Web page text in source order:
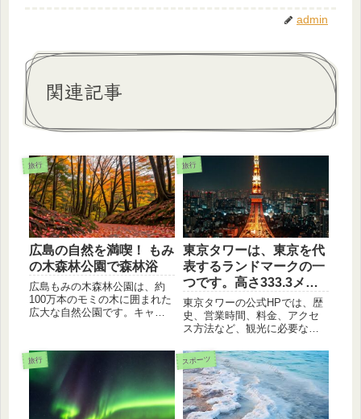
admin
関連記事
旅行
広島の自然を満喫！ もみ
の木森林公園で森林浴
広島もみの木森林公園は、約
100万本のモミの木に囲まれた
広大な自然公園です。キャン
楽しむことができます。都会
の喧騒を離れて、自然の中で
リフレッシュしたい方におす
旅行
東京タワーは、東京を代
表するランドマークの一
つです。高さ333.3メー
トルで、1958年に完成し
ました。東京タワーは、
東京の街を一望できる展
ョップなどが併設されて
います。 東京タワーの歴
史 東京タワーは、1958
年に完成しました。当初
東京タワーの公式HPでは、歴
史、営業時間、料金、アクセ
ス方法など、観光に必要な情
絶景や、最新のイベント情報
もご確認ください
旅行 スポーツ